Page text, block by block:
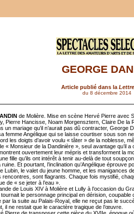
GEORGE
Article publié dans la Lettre
du 8 décembre 2014
de Molière. Mise en scène Hervé Pierre avec
Pierre Hancisse, Noam Morgensztern, Claire De la
un mariage qu’il n’aurait pas dû contracter, George
femme Angélique qui se laisse courtiser sous son
les doigts d’avoir voulu « tâter » de la noblesse,
« Monsieur de la Dandinière », seul avantage qu’il
ouvertement leur mépris et transforment la
fille qu’ils ont intérêt à tenir au-delà de tout
Et pourtant, l’inclination qu’Angélique éprouve
Lubin, le valet du jeune homme, et les manigances
rencontres, sont flagrants. Chaque fois mystifié,
de « se jeter à l’eau ».
de Louis XIV à Molière et Lully à l’occasion du
le personnage principal en dérision, coupable
par la suite au Palais-Royal, elle ne reçut pas le
il ne restait que le caractère tragique de l’œuvre.